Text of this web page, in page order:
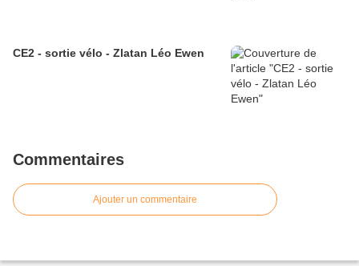
CE2 - sortie vélo - Zlatan Léo Ewen
Commentaires
Ajouter un commentaire